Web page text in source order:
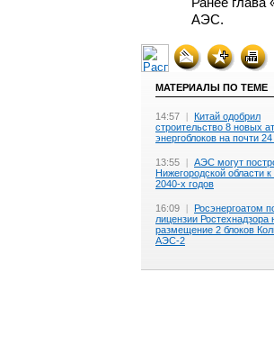
АЭС.
МАТЕРИАЛЫ ПО ТЕМЕ
14:57 | Китай одобрил
строительство 8 новых
энергоблоков на почти
13:55 | АЭС могут
Нижегородской области
2040-х годов
16:09 |
Росэнергоатом
лицензии Ростехнадзора
размещение 2 блоков
АЭС-2